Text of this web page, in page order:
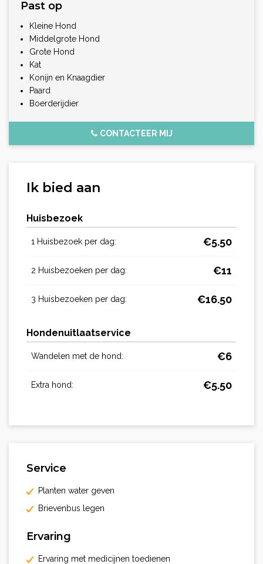
Past op
Kleine Hond
Middelgrote Hond
Grote Hond
Kat
Konijn en Knaagdier
Paard
Boerderijdier
CONTACTEER MIJ
Ik bied aan
Huisbezoek
1 Huisbezoek per dag: €5.50
2 Huisbezoeken per dag: €11
3 Huisbezoeken per dag: €16.50
Hondenuitlaatservice
Wandelen met de hond: €6
Extra hond: €5.50
Service
Planten water geven
Brievenbus legen
Ervaring
Ervaring met medicijnen toedienen